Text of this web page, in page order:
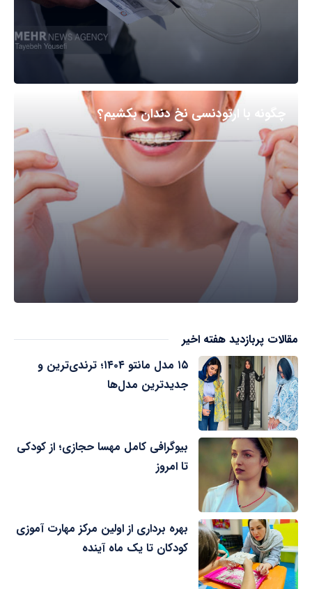
چگونه با ارتودنسی نخ دندان بکشیم؟
مقالات پربازدید هفته اخیر
۱۵ مدل مانتو ۱۴۰۴؛ ترندی‌ترین و
جدیدترین مدل‌ها
بیوگرافی کامل مهسا حجازی؛ از کودکی
تا امروز
بهره برداری از اولین مرکز مهارت آموزی
کودکان تا یک ماه آینده